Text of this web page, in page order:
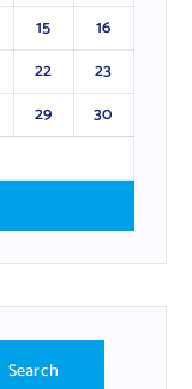
15
16
22
23
29
30